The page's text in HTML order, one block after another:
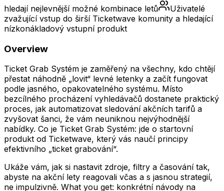
hledají nejlevnější možné kombinace letů
Uživatelé
zvažující vstup do širší Ticketwave komunity a hledající
nízkonákladový vstupní produkt
Overview
Ticket Grab Systém je zaměřený na všechny, kdo chtějí
přestat náhodně „lovit“ levné letenky a začít fungovat
podle jasného, opakovatelného systému. Místo
bezcílného procházení vyhledávačů dostanete praktický
proces, jak automatizovat sledování akčních tarifů a
zvyšovat šanci, že vám neuniknou nejvýhodnější
nabídky. Co je Ticket Grab Systém: jde o startovní
produkt od Ticketwave, který vás naučí principy
efektivního „ticket grabování“.
Ukáže vám, jak si nastavit zdroje, filtry a časování tak,
abyste na akční lety reagovali včas a s jasnou strategií,
ne impulzivně. What you get: konkrétní návody na